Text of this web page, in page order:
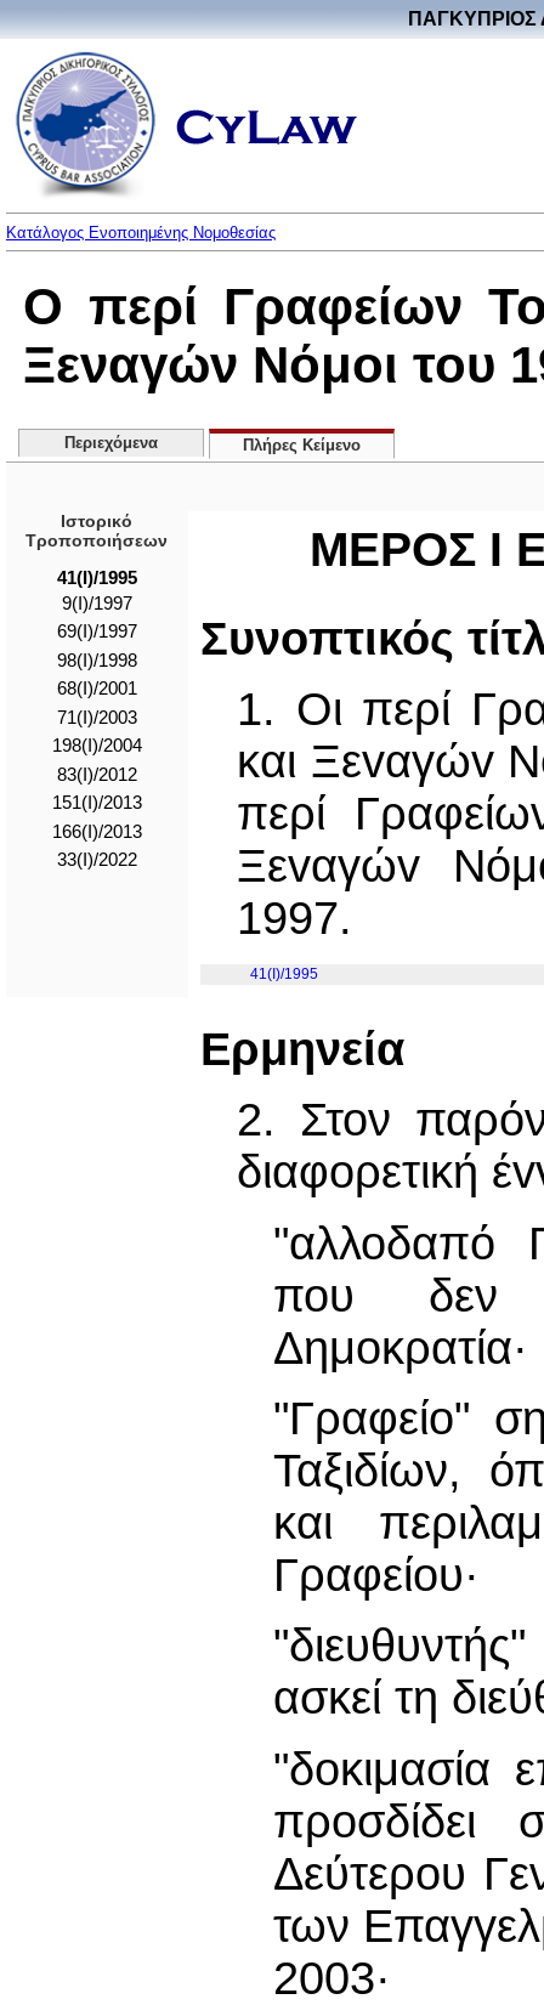
ΠΑΓΚΥΠΡΙΟΣ
Κατάλογος Ενοποιημένης Νομοθεσίας
Ο περί Γραφείων
Ξεναγών Νόμοι του
Περιεχόμενα Πλήρες Κείμενο
Ιστορικό
Τροποποιήσεων
41(I)/1995
9(I)/1997
69(I)/1997
98(I)/1998
68(I)/2001
71(I)/2003
198(I)/2004
83(I)/2012
151(I)/2013
166(Ι)/2013
33(I)/2022
ΜΕΡΟΣ I
Συνoπτικός
1. Οι περί
και Ξεvαγώv
περί
Ξεvαγώv
1997.
41(I)/1995
Ερμηνεία
2. Στον
διαφορετική
"αλλοδαπό
που δεν
Δημοκρατία·
"Γραφείο"
Ταξιδίων,
και
Γραφείου·
ασκεί τη
"δοκιμασία
Δεύτερου
των
2003·